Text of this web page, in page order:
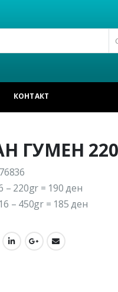
КОНТАКТ
ГУМЕН
– 220gr = 190 ден
– 450gr = 185 ден